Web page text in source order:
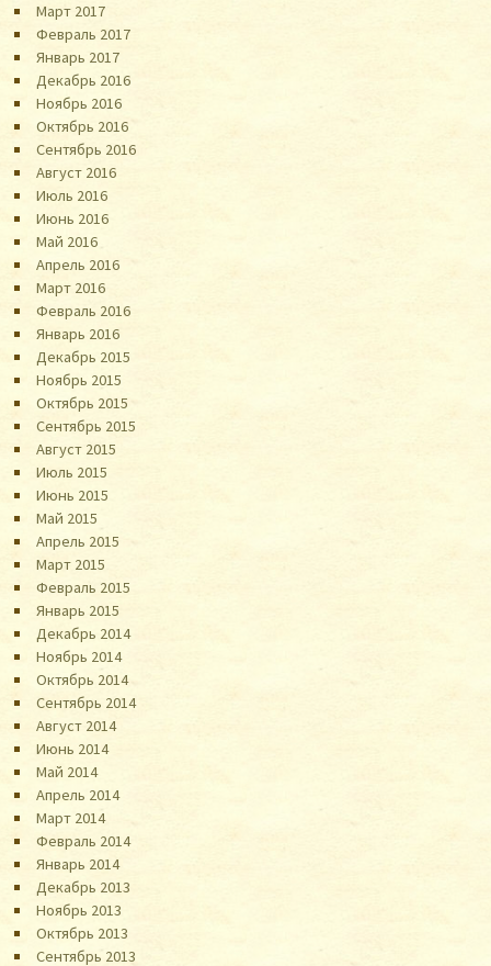
Март 2017
Февраль 2017
Январь 2017
Декабрь 2016
Ноябрь 2016
Октябрь 2016
Сентябрь 2016
Август 2016
Июль 2016
Июнь 2016
Май 2016
Апрель 2016
Март 2016
Февраль 2016
Январь 2016
Декабрь 2015
Ноябрь 2015
Октябрь 2015
Сентябрь 2015
Август 2015
Июль 2015
Июнь 2015
Май 2015
Апрель 2015
Март 2015
Февраль 2015
Январь 2015
Декабрь 2014
Ноябрь 2014
Октябрь 2014
Сентябрь 2014
Август 2014
Июнь 2014
Май 2014
Апрель 2014
Март 2014
Февраль 2014
Январь 2014
Декабрь 2013
Ноябрь 2013
Октябрь 2013
Сентябрь 2013